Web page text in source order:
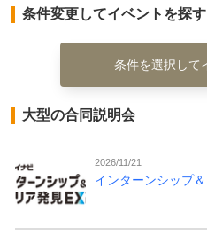
条件変更してイベントを探す
条件を選択して
大型の合同説明会
2026/11/21
インターンシップ